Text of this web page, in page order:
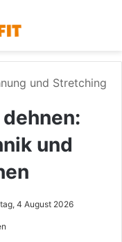
und Stretching
und
4 August 2026